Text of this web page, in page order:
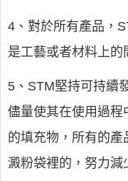
4、對於所有產品，
是工藝或者材料上的
5、STM堅持可持續
儘量使其在使用過程
的填充物，所有的
澱粉袋裡的，努力減